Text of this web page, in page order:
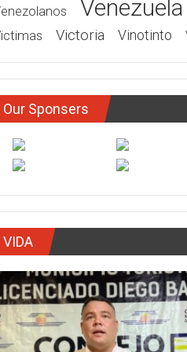
Venezuela
Victoria Vinotinto
Our Sponsers
VIDA